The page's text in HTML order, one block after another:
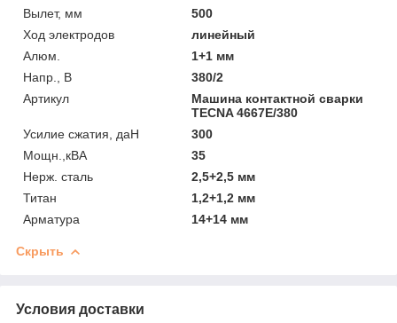
Вылет, мм
500
Ход электродов
линейный
Алюм.
1+1 мм
Напр., В
380/2
Артикул
Машина контактной сварки
TECNA 4667E/380
Усилие сжатия, даН
300
Мощн.,кВА
35
Нерж. сталь
2,5+2,5 мм
Титан
1,2+1,2 мм
Арматура
14+14 мм
Скрыть
Условия доставки